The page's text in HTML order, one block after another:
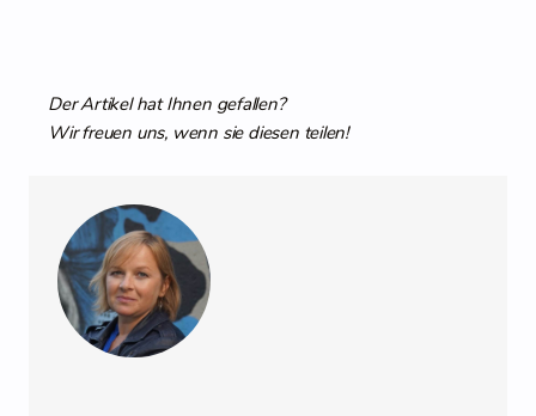
Der Artikel hat Ihnen gefallen?
Wir freuen uns, wenn sie diesen teilen!